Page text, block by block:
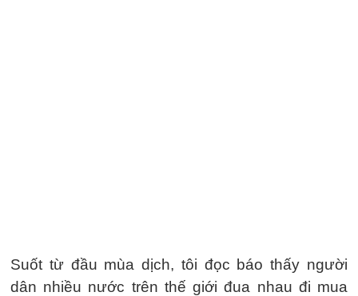
Suốt từ đầu mùa dịch, tôi đọc báo thấy người
dân nhiều nước trên thế giới đua nhau đi mua